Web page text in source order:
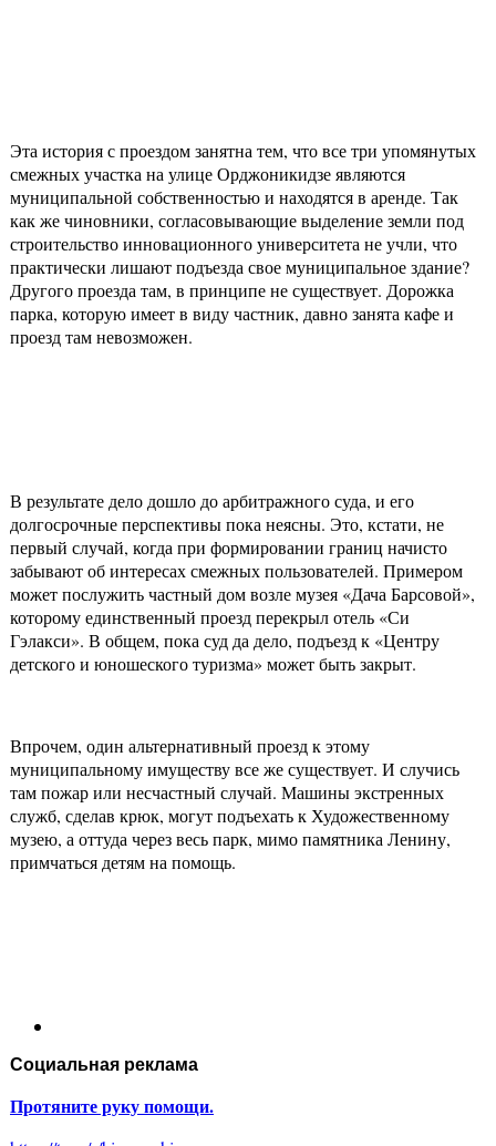
Эта история с проездом занятна тем, что все три упомянутых
смежных участка на улице Орджоникидзе являются
муниципальной собственностью и находятся в аренде. Так
как же чиновники, согласовывающие выделение земли под
строительство инновационного университета не учли, что
практически лишают подъезда свое муниципальное здание?
Другого проезда там, в принципе не существует. Дорожка
парка, которую имеет в виду частник, давно занята кафе и
проезд там невозможен.
В результате дело дошло до арбитражного суда, и его
долгосрочные перспективы пока неясны. Это, кстати, не
первый случай, когда при формировании границ начисто
забывают об интересах смежных пользователей. Примером
может послужить частный дом возле музея «Дача Барсовой»,
которому единственный проезд перекрыл отель «Си
Гэлакси». В общем, пока суд да дело, подъезд к «Центру
детского и юношеского туризма» может быть закрыт.
Впрочем, один альтернативный проезд к этому
муниципальному имуществу все же существует. И случись
там пожар или несчастный случай. Машины экстренных
служб, сделав крюк, могут подъехать к Художественному
музею, а оттуда через весь парк, мимо памятника Ленину,
примчаться детям на помощь.
Социальная реклама
Протяните руку помощи.